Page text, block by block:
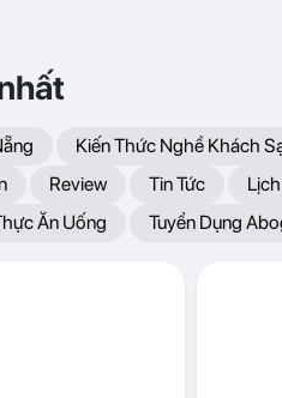
Kiến Thức Nghề Khách
Review Tin Tức
Ăn Uống Tuyển Dụng